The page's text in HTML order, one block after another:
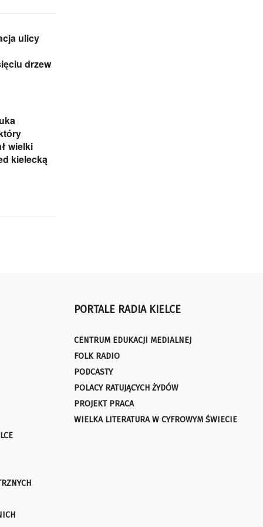
ulicy
drzew
wielki
kielecką
PORTALE RADIA KIELCE
CENTRUM EDUKACJI MEDIALNEJ
FOLK RADIO
PODCASTY
POLACY RATUJĄCYCH ŻYDÓW
PROJEKT PRACA
WIELKA LITERATURA W CYFROWYM ŚWIECIE